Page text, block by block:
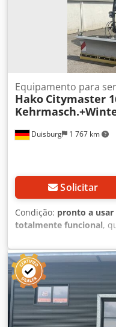
Duisburg 1 767 km
Equipamento para
Hako Citymaster
Solicitar
Condição: pronto a usar
totalmente funcional,
peso total:3 500 kg,
branco, configuração
1 550 kg
11/2026, combustível:
mm, cabina do
hidrostático, classe de